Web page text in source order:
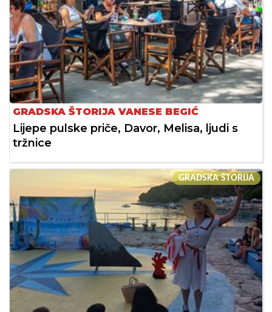
GRADSKA ŠTORIJA VANESE BEGIĆ
Lijepe pulske priče, Davor, Melisa, ljudi s
tržnice
GRADSKA ŠTORIJA